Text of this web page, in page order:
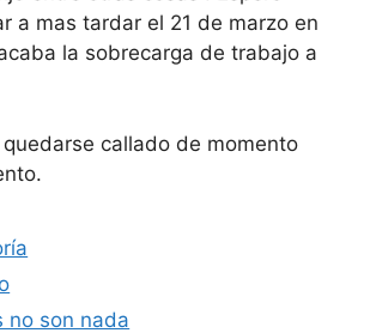
a mas tardar el 21 de marzo en
la sobrecarga de trabajo a
callado de momento
no son nada